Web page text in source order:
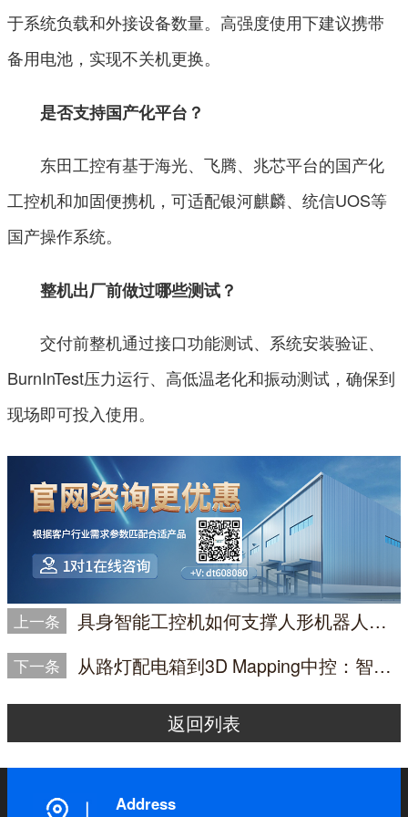
于系统负载和外接设备数量。高强度使用下建议携带
备用电池，实现不关机更换。
是否支持国产化平台？
东田工控有基于海光、飞腾、兆芯平台的国产化
工控机和加固便携机，可适配银河麒麟、统信UOS等
国产操作系统。
整机出厂前做过哪些测试？
交付前整机通过接口功能测试、系统安装验证、
BurnInTest压力运行、高低温老化和振动测试，确保到
现场即可投入使用。
上一条 具身智能工控机如何支撑人形机器人未来工厂的边缘控制？
下一条 从路灯配电箱到3D Mapping中控：智慧城市景观照明工控机选型实践
返回列表
Address